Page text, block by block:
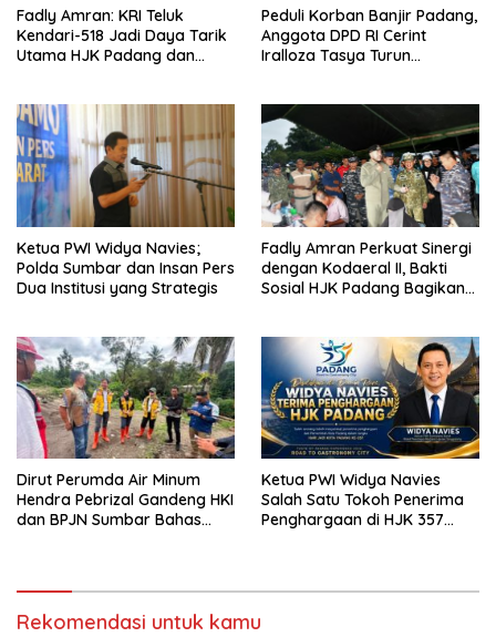
Fadly Amran: KRI Teluk
Kendari-518 Jadi Daya Tarik
Utama HJK Padang dan
Peduli Korban Banjir Padang,
Anggota DPD RI Cerint
Iralloza Tasya Turun
Ketua PWI Widya Navies;
Polda Sumbar dan Insan Pers
Dua Institusi yang Strategis
Fadly Amran Perkuat Sinergi
dengan Kodaeral II, Bakti
Sosial HJK Padang Bagikan
Dirut Perumda Air Minum
Hendra Pebrizal Gandeng HKI
dan BPJN Sumbar Bahas
Ketua PWI Widya Navies
Salah Satu Tokoh Penerima
Penghargaan di HJK 357
Rekomendasi untuk kamu